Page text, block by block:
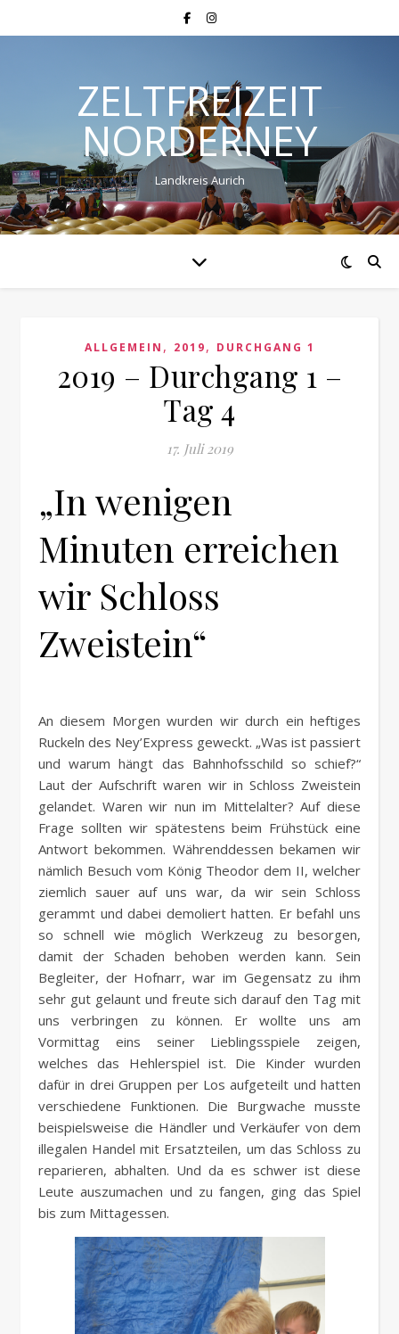
ZELTFREIZEIT
NORDERNEY
Landkreis Aurich
ALLGEMEIN , 2019, DURCHGANG 1
2019 – Durchgang 1 –
Tag 4
17. Juli 2019
„In wenigen
Minuten erreichen
wir Schloss
Zweistein“
An diesem Morgen wurden wir durch ein heftiges
Ruckeln des Ney’Express geweckt. „Was ist passiert
und warum hängt das Bahnhofsschild so schief?“
Laut der Aufschrift waren wir in Schloss Zweistein
gelandet. Waren wir nun im Mittelalter? Auf diese
Frage sollten wir spätestens beim Frühstück eine
Antwort bekommen. Währenddessen bekamen wir
nämlich Besuch vom König Theodor dem II, welcher
ziemlich sauer auf uns war, da wir sein Schloss
gerammt und dabei demoliert hatten. Er befahl uns
so schnell wie möglich Werkzeug zu besorgen,
damit der Schaden behoben werden kann. Sein
Begleiter, der Hofnarr, war im Gegensatz zu ihm
sehr gut gelaunt und freute sich darauf den Tag mit
uns verbringen zu können. Er wollte uns am
Vormittag eins seiner Lieblingsspiele zeigen,
welches das Hehlerspiel ist. Die Kinder wurden
dafür in drei Gruppen per Los aufgeteilt und hatten
verschiedene Funktionen. Die Burgwache musste
beispielsweise die Händler und Verkäufer von dem
illegalen Handel mit Ersatzteilen, um das Schloss zu
reparieren, abhalten. Und da es schwer ist diese
Leute auszumachen und zu fangen, ging das Spiel
bis zum Mittagessen.